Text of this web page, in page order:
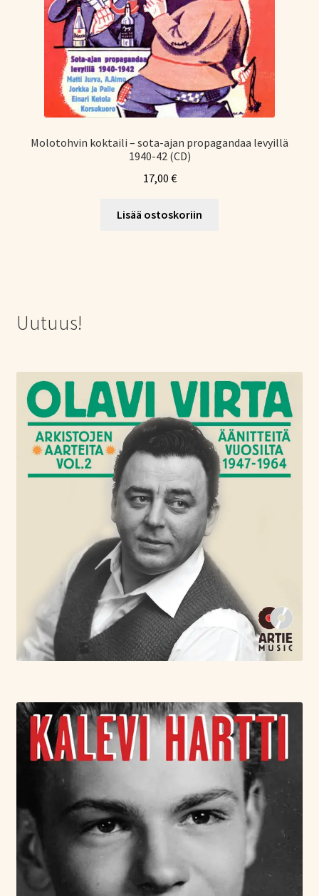
Molotohvin koktaili – sota-ajan propagandaa levyillä
1940-42 (CD)
17,00 €
Lisää ostoskoriin
Uutuus!